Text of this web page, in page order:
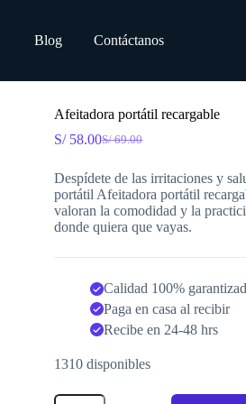
Blog Contáctanos
Afeitadora portátil recargable
S/69.00
El
original
era:
S/ 69.00.
S/58.00El
actual
es:
S/ 58.00.
Despídete de las irritaciones y
portátil Afeitadora portátil
valoran la comodidad y la
donde quiera que vayas.
Calidad 100%
Paga en casa al recibir
Recibe en 24-48 hrs
1310 disponibles
Afeitadora